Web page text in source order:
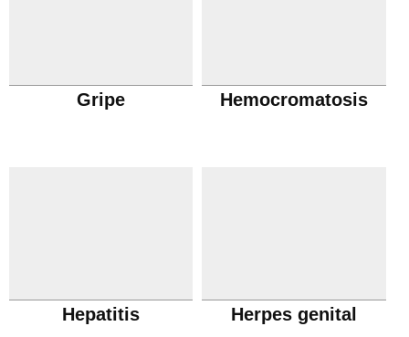
Gripe Hemocromatosis
Hepatitis Herpes genital